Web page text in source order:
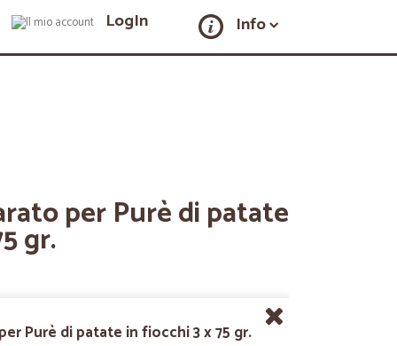
LogIn Info
per Purè di patate
gr.
Purè di patate in fiocchi 3 x 75 gr.